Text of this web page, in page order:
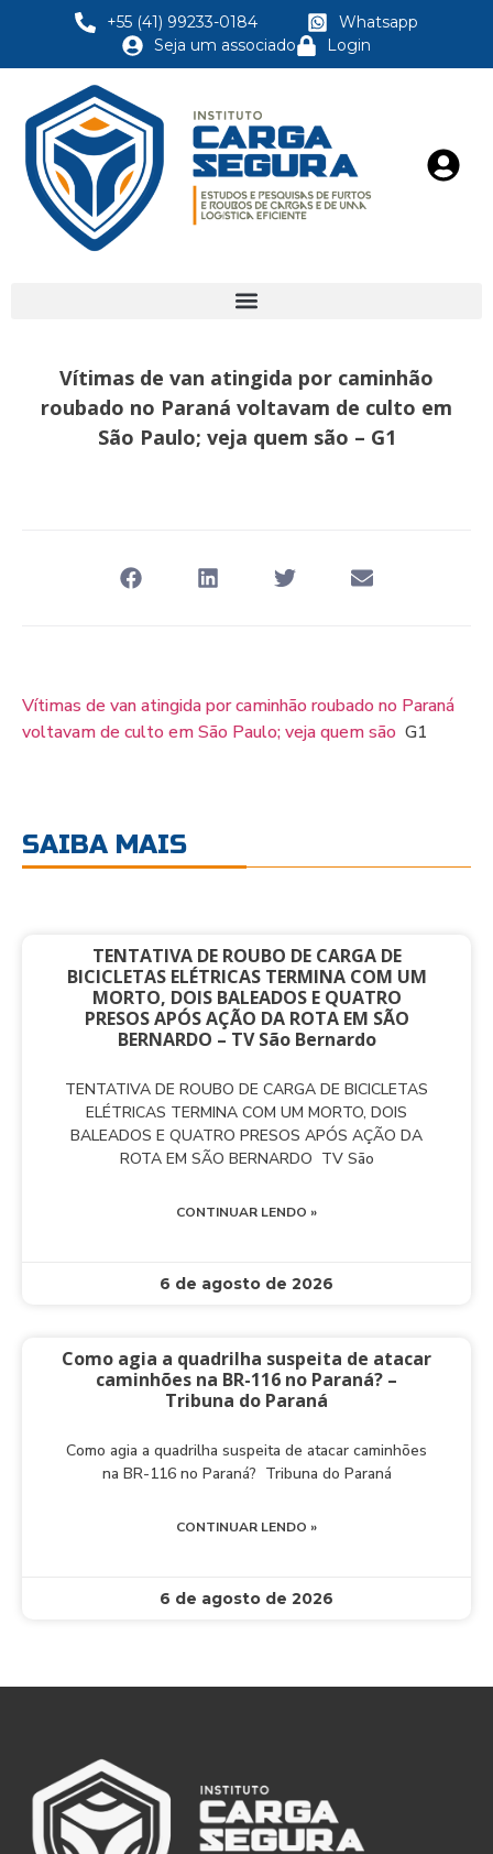
+55 (41) 99233-0184
Whatsapp
Seja um associado
Login
Vítimas de van atingida por caminhão
roubado no Paraná voltavam de culto em
São Paulo; veja quem são – G1
Vítimas de van atingida por caminhão roubado no Paraná
voltavam de culto em São Paulo; veja quem são G1
SAIBA MAIS
TENTATIVA DE ROUBO DE CARGA DE
BICICLETAS ELÉTRICAS TERMINA COM UM
MORTO, DOIS BALEADOS E QUATRO
PRESOS APÓS AÇÃO DA ROTA EM SÃO
BERNARDO – TV São Bernardo
TENTATIVA DE ROUBO DE CARGA DE BICICLETAS
ELÉTRICAS TERMINA COM UM MORTO, DOIS
BALEADOS E QUATRO PRESOS APÓS AÇÃO DA
ROTA EM SÃO BERNARDO TV São
CONTINUAR LENDO »
6 de agosto de 2026
Como agia a quadrilha suspeita de atacar
caminhões na BR-116 no Paraná? –
Tribuna do Paraná
Como agia a quadrilha suspeita de atacar caminhões
na BR-116 no Paraná? Tribuna do Paraná
CONTINUAR LENDO »
6 de agosto de 2026